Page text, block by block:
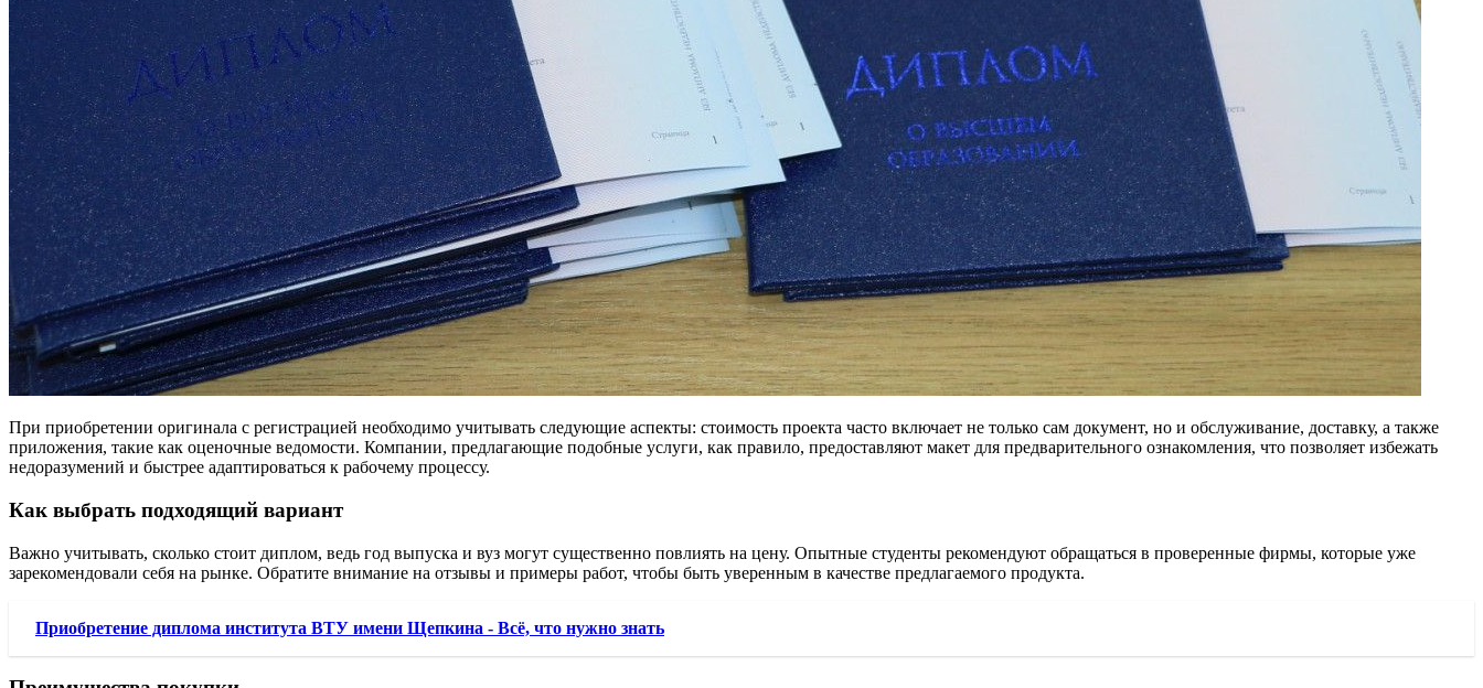
При приобретении оригинала с регистрацией необходимо учитывать следующие аспекты: стоимость проекта часто включает не только сам документ, но и обслуживание, доставку, а также
приложения, такие как оценочные ведомости. Компании, предлагающие подобные услуги, как правило, предоставляют макет для предварительного ознакомления, что позволяет избежать
недоразумений и быстрее адаптироваться к рабочему процессу.
Как выбрать подходящий вариант
Важно учитывать, сколько стоит диплом, ведь год выпуска и вуз могут существенно повлиять на цену. Опытные студенты рекомендуют обращаться в проверенные фирмы, которые уже
зарекомендовали себя на рынке. Обратите внимание на отзывы и примеры работ, чтобы быть уверенным в качестве предлагаемого продукта.
Приобретение диплома института ВТУ имени Щепкина - Всё, что нужно знать